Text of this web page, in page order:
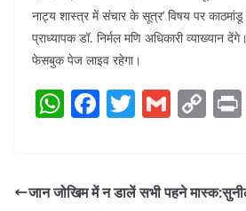
नाट्य शास्त्र में संचार के सूत्र’ विषय पर काठमांडू
प्राध्यापक डॉ. निर्मल मणि अधिकारी व्याख्यान
फेसबुक पेज लाइव रहेगा।
W
s
F
e
T
er
G
l
C
y
जान जोखिम में न डालें सभी पहने